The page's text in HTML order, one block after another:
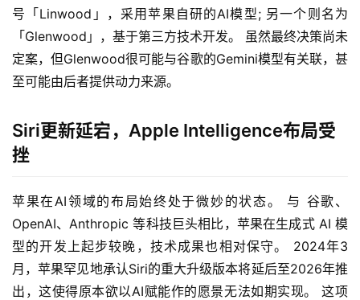
号「Linwood」，采用苹果自研的AI模型; 另一个则名为
「Glenwood」，基于第三方技术开发。 虽然最终决策尚未
定案，但Glenwood很可能与谷歌的Gemini模型有关联，甚
至可能由后者提供动力来源。
Siri更新延宕，Apple Intelligence布局受
挫
苹果在AI领域的布局始终处于微妙的状态。 与 谷歌、
OpenAI、Anthropic 等科技巨头相比，苹果在生成式 AI 模
型的开发上起步较晚，技术成果也相对保守。 2024年3
月，苹果罕见地承认Siri的重大升级版本将延后至2026年推
出，这使得原本欲以AI赋能作的愿景无法如期实现。 这项